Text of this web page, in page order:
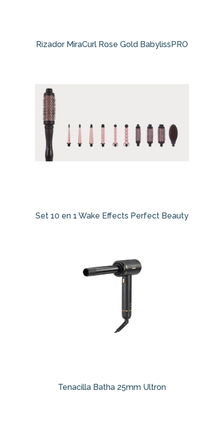
Rizador MiraCurl Rose Gold BabylissPRO
Set 10 en 1 Wake Effects Perfect Beauty
Tenacilla Batha 25mm Ultron